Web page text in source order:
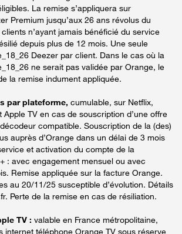
La remise s’appliquera sur
Premium jusqu’aux 26 ans révolus du
n’ayant jamais bénéficié du service
depuis plus de 12 mois. Une seule
Deezer par client. Dans le cas où la
ne serait pas validée par Orange, le
la remise indument appliquée.
par plateforme, cumulable, sur Netflix,
Apple TV en cas de souscription d’une offre
compatible. Souscription de la (des)
auprès d’Orange dans un délai de 3 mois
et activation du compte de la
: avec engagement mensuel ou avec
Remise appliquée sur la facture Orange.
au 20/11/25 susceptible d’évolution. Détails
Perte de la remise en cas de résiliation.
TV : valable en France métropolitaine,
internet téléphone Orange TV sous réserve